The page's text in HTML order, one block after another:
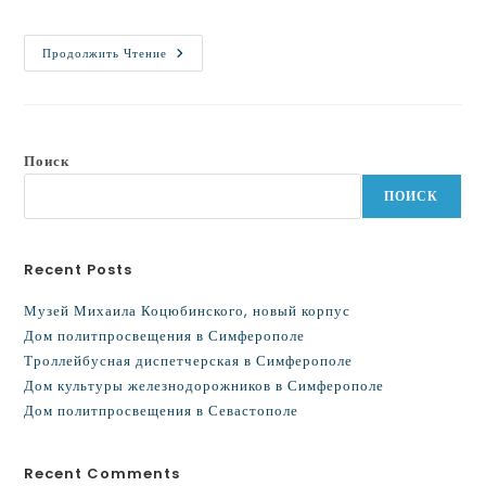
Продолжить Чтение
Поиск
ПОИСК
Recent Posts
Музей Михаила Коцюбинского, новый корпус
Дом политпросвещения в Симферополе
Троллейбусная диспетчерская в Симферополе
Дом культуры железнодорожников в Симферополе
Дом политпросвещения в Севастополе
Recent Comments